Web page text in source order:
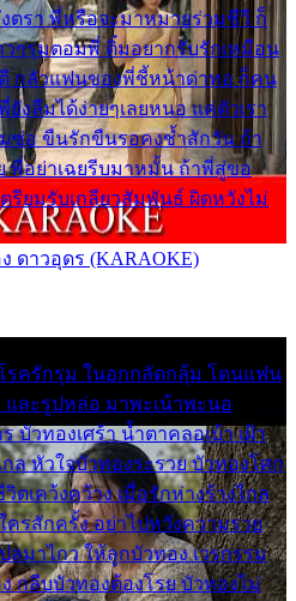
ตรา พี่หรือจะมาหมายร่วมชีวี ก็
ๆรุมตอมพี่ ติ๋มอยากรับรักเหมือน
กลัวแฟนของพี่ชี้หน้าด่าทอ ก็คน
งลืมได้ง่ายๆเลยหนอ แค่ตัวเรา
ซ่อ ขืนรักขืนรอคงช้ำสักวัน ถ้า
พี่อย่าเฉยรีบมาหมั้น ถ้าพี่สู่ขอ
รียมรับเกลียวสัมพันธ์ ผิดหวังไม่
ดาวอุดร (KARAOKE)
รครักรุม ในอกกลัดกลุ้ม โดนแฟน
และรูปหล่อ มาพะเน้าพะนอ
บัวทองเศร้า น้ำตาคลอเบ้า เฝ้า
หัวใจบัวทองระรวย บัวทองโศก
ตเคว้งคว้าง เมื่อรักห่างร้างไกล
รสักครั้ง อย่าไปหวังความรวย
ลมาไกว ให้ลูกบัวทอง เวรกรรม
กลีบบัวทองต้องโรย บัวทองไม่